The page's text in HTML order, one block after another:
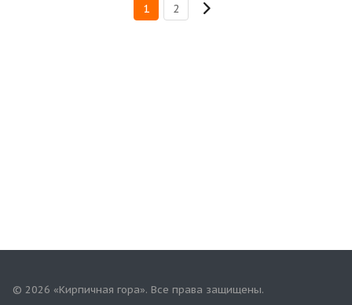
1 2
© 2026 «Кирпичная гора». Все права защищены.